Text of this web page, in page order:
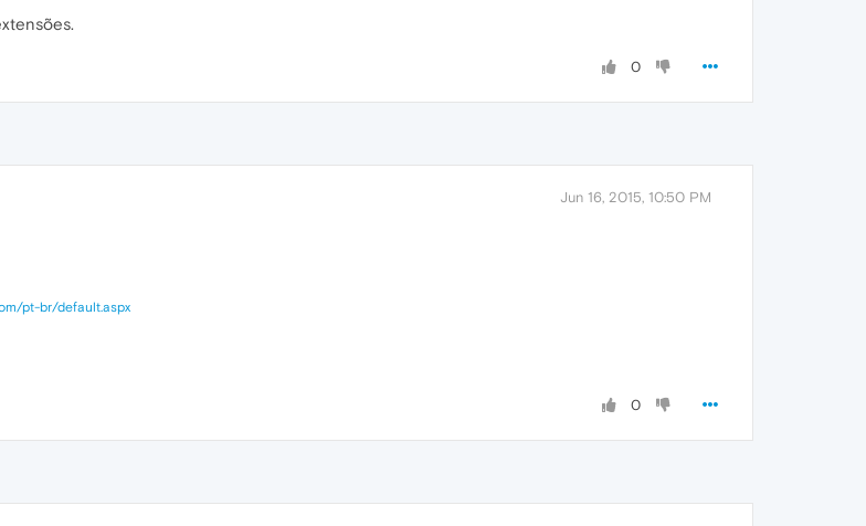
0
Jun 16, 2015, 10:50 PM
pt-br/default.aspx
0